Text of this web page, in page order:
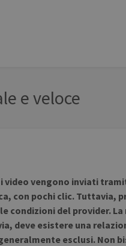
e veloce
vengono inviati
con pochi clic. Tuttavia,
condizioni del provider.
deve esistere una
esclusi. Non